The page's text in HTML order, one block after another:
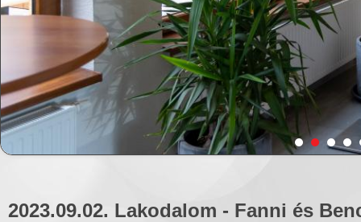
2023.09.02. Lakodalom - Fanni és